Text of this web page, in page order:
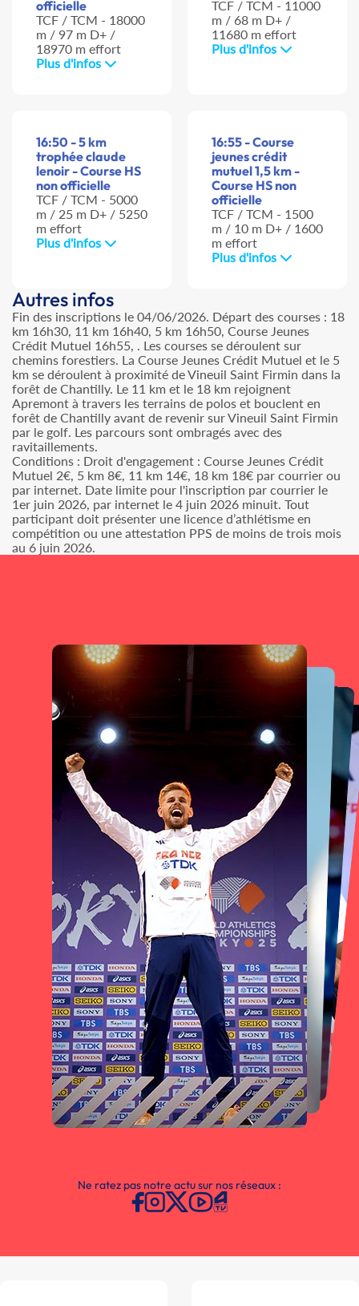
officielle
TCF / TCM - 18000
m / 97 m D+ /
18970 m effort
Plus d'infos
TCF / TCM - 11000
m / 68 m D+ /
11680 m effort
Plus d'infos
16:50 - 5 km
trophée claude
lenoir - Course HS
non officielle
TCF / TCM - 5000
m / 25 m D+ / 5250
m effort
Plus d'infos
16:55 - Course
jeunes crédit
mutuel 1,5 km -
Course HS non
officielle
TCF / TCM - 1500
m / 10 m D+ / 1600
m effort
Plus d'infos
Autres infos
Fin des inscriptions le 04/06/2026. Départ des courses : 18
km 16h30, 11 km 16h40, 5 km 16h50, Course Jeunes
Crédit Mutuel 16h55, . Les courses se déroulent sur
chemins forestiers. La Course Jeunes Crédit Mutuel et le 5
km se déroulent à proximité de Vineuil Saint Firmin dans la
forêt de Chantilly. Le 11 km et le 18 km rejoignent
Apremont à travers les terrains de polos et bouclent en
forêt de Chantilly avant de revenir sur Vineuil Saint Firmin
par le golf. Les parcours sont ombragés avec des
ravitaillements.
Conditions : Droit d'engagement : Course Jeunes Crédit
Mutuel 2€, 5 km 8€, 11 km 14€, 18 km 18€ par courrier ou
par internet. Date limite pour l'inscription par courrier le
1er juin 2026, par internet le 4 juin 2026 minuit. Tout
participant doit présenter une licence d’athlétisme en
compétition ou une attestation PPS de moins de trois mois
au 6 juin 2026.
Ne ratez pas notre actu sur nos réseaux :